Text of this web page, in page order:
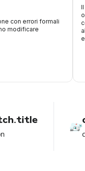
con errori formali
modificare